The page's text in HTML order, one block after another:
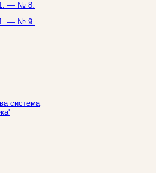
— № 8.
— № 9.
система